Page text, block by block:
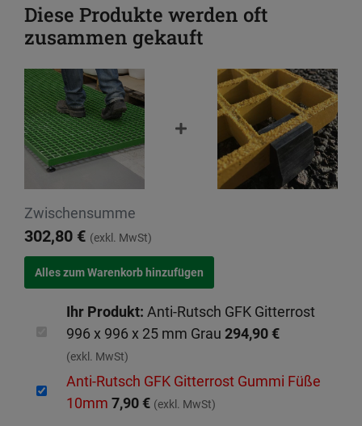
Diese Produkte werden oft
zusammen gekauft
Zwischensumme
302,80 € (exkl. MwSt)
Ihr Produkt: Anti-Rutsch GFK Gitterrost
996 x 996 x 25 mm Grau 294,90 €
(exkl. MwSt)
Anti-Rutsch GFK Gitterrost Gummi Füße
10mm 7,90 € (exkl. MwSt)